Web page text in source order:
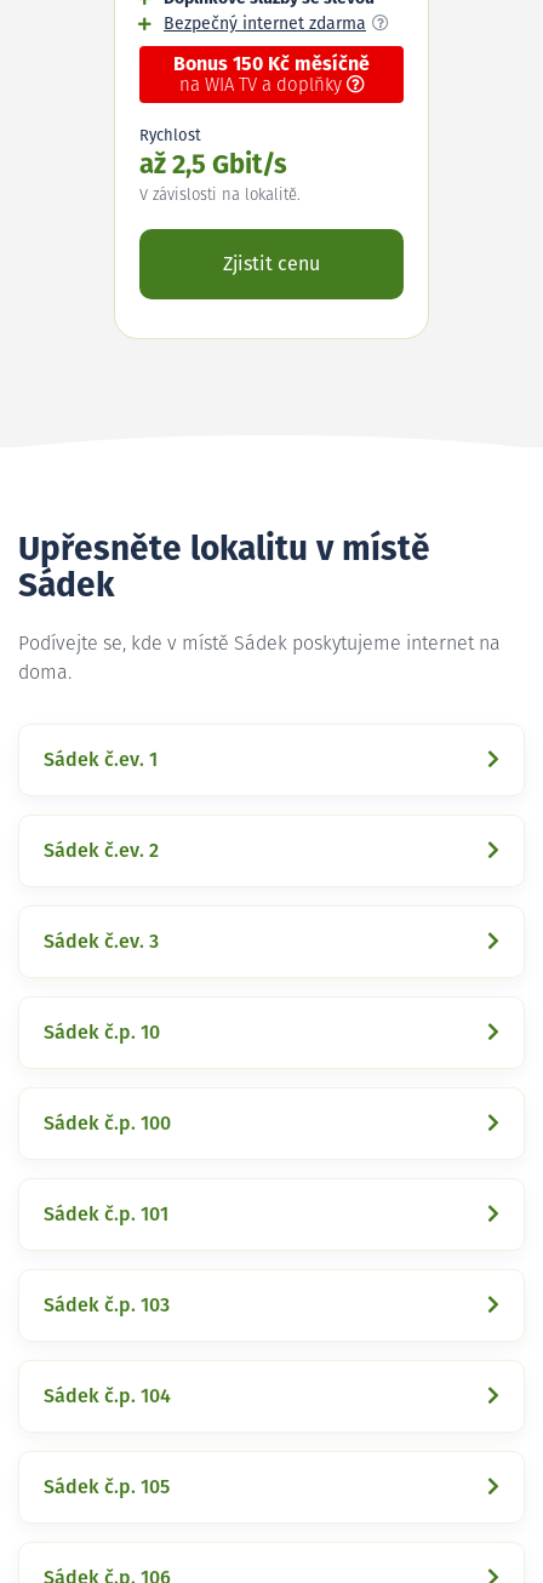
Bezpečný internet zdarma
Bonus 150 Kč měsíčně
na WIA TV a doplňky
Rychlost
až 2,5 Gbit/s
V závislosti na lokalitě.
Zjistit cenu
Upřesněte lokalitu v místě
Sádek
Podívejte se, kde v místě Sádek poskytujeme internet na
doma.
Sádek č.ev. 1
Sádek č.ev. 2
Sádek č.ev. 3
Sádek č.p. 10
Sádek č.p. 100
Sádek č.p. 101
Sádek č.p. 103
Sádek č.p. 104
Sádek č.p. 105
Sádek č.p. 106